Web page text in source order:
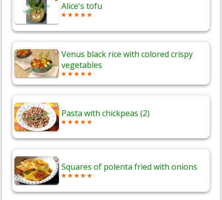
Alice's tofu
Venus black rice with colored crispy
vegetables
Pasta with chickpeas (2)
Squares of polenta fried with onions